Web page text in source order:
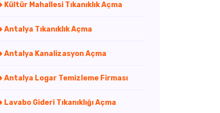
Kültür Mahallesi Tıkanıklık Açma
Antalya Tıkanıklık Açma
Antalya Kanalizasyon Açma
Antalya Logar Temizleme Firması
Lavabo Gideri Tıkanıklığı Açma